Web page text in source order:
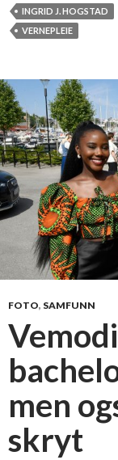
e
n
y
u
t
d
a
n
n
e
d
e
v
r
e
p
l
INGRID J. HOGSTAD
VERNEPLEIE
FOTO, SAMFUNN
men
skryt